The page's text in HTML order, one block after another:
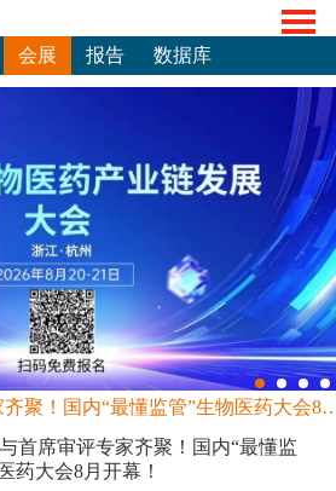
会展 报告 数据库
20+监管与首席审评专家齐聚！国内“最
首席审评专家齐聚！国内“最懂监
药大会8月开幕！